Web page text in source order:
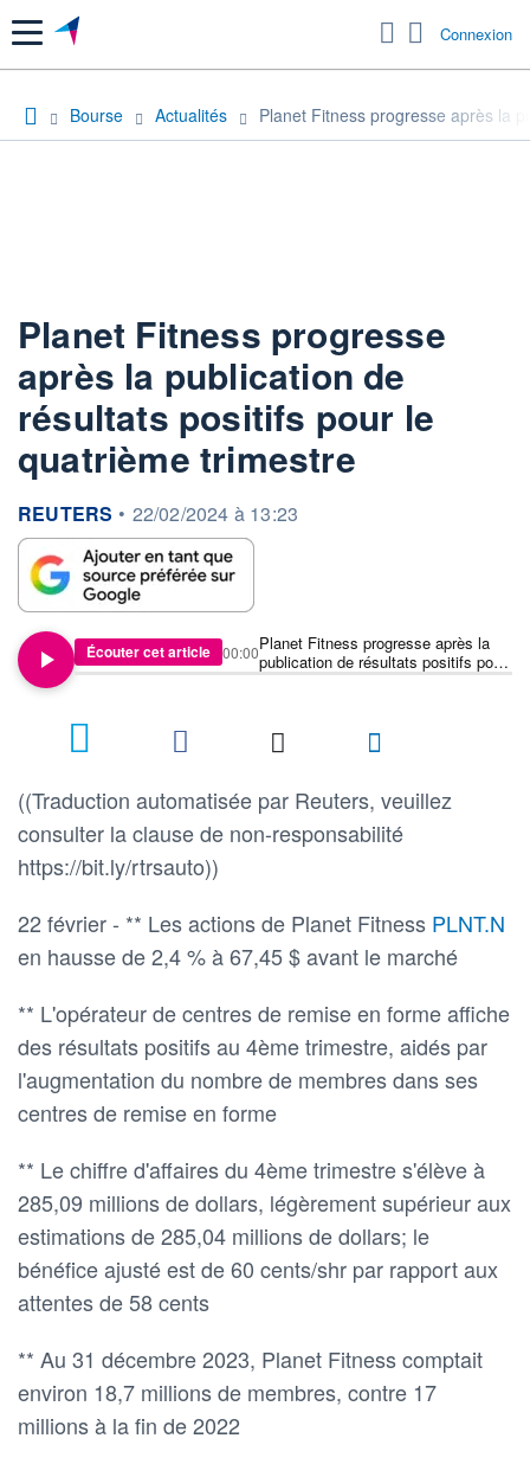
Menu Connexion
Bourse Actualités Planet Fitness progresse après la
Planet Fitness progresse
après la publication de
résultats positifs pour le
quatrième trimestre
information fournie par
REUTERS • 22/02/2024 à 13:23
Écouter cet article
Planet Fitness progresse après la
publication de résultats positifs pour
le quatrième trimestre
00:00
((Traduction automatisée par Reuters, veuillez
consulter la clause de non-responsabilité
https://bit.ly/rtrsauto))
22 février - ** Les actions de Planet Fitness PLNT.N
en hausse de 2,4 % à 67,45 $ avant le marché
** L'opérateur de centres de remise en forme affiche
des résultats positifs au 4ème trimestre, aidés par
l'augmentation du nombre de membres dans ses
centres de remise en forme
** Le chiffre d'affaires du 4ème trimestre s'élève à
285,09 millions de dollars, légèrement supérieur aux
estimations de 285,04 millions de dollars; le
bénéfice ajusté est de 60 cents/shr par rapport aux
attentes de 58 cents
** Au 31 décembre 2023, Planet Fitness comptait
environ 18,7 millions de membres, contre 17
millions à la fin de 2022